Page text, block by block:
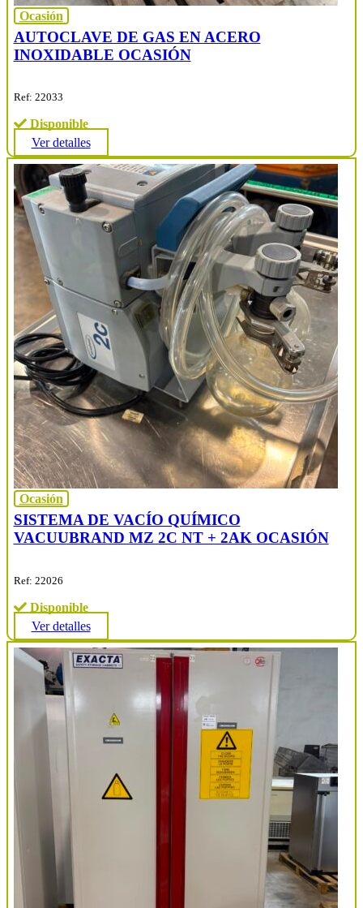
Ocasión
AUTOCLAVE DE GAS EN ACERO
INOXIDABLE OCASIÓN
Ref: 22033
Disponible
Ver detalles
Ocasión
SISTEMA DE VACÍO QUÍMICO
VACUUBRAND MZ 2C NT + 2AK OCASIÓN
Ref: 22026
Disponible
Ver detalles